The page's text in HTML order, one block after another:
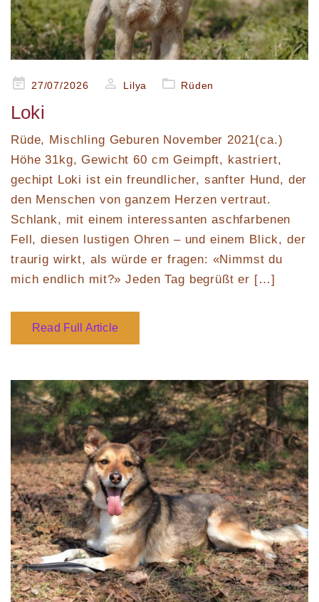
Posted27/07/2026 Lilya Rüden
Loki
Rüde, Mischling Geburen November 2021(ca.)
Höhe 31kg, Gewicht 60 cm Geimpft, kastriert,
gechipt Loki ist ein freundlicher, sanfter Hund, der
den Menschen von ganzem Herzen vertraut.
Schlank, mit einem interessanten aschfarbenen
Fell, diesen lustigen Ohren – und einem Blick, der
traurig wirkt, als würde er fragen: «Nimmst du
mich endlich mit?» Jeden Tag begrüßt er […]
Read Full Article